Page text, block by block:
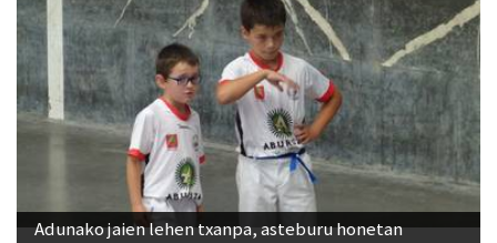
Adunako jaien lehen txanpa, asteburu honetan